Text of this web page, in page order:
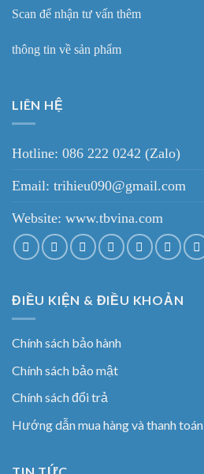
Scan để nhận tư vấn thêm
thông tin về sản phẩm
LIÊN HỆ
Hotline: 086 222 0242 (Zalo)
Email: trihieu090@gmail.com
Website: www.tbvina.com
ĐIỀU KIỆN & ĐIỀU KHOẢN
Chính sách bảo hành
Chính sách bảo mật
Chính sách đổi trả
Hướng dẫn mua hàng và thanh toán
TIN TỨC